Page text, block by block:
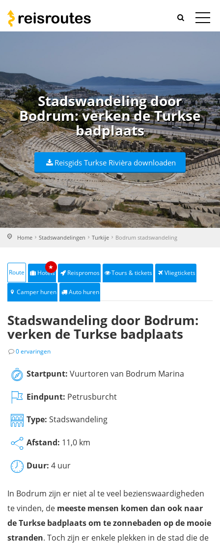
Stadswandeling door
Bodrum: verken de Turkse
badplaats
Reisgids Turkse Rivièra downloaden
Home Stadswandelingen Turkije Bodrum stadswandeling
Route Hotels
★
Reispromos Tours & tickets Vliegtickets
Camper huren Auto huren
Stadswandeling door Bodrum:
verken de Turkse badplaats
0 ervaringen
Startpunt: Vuurtoren van Bodrum Marina
Eindpunt: Petrusburcht
Type: Stadswandeling
Afstand: 11,0 km
Duur: 4 uur
In Bodrum zijn er niet al te veel bezienswaardigheden
te vinden, de meeste mensen komen dan ook naar
de Turkse badplaats om te zonnebaden op de mooie
stranden. Toch zijn er enkele plekken in de stad die de